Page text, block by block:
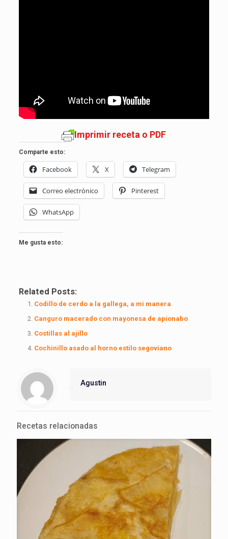
Imprimir receta o PDF
Comparte esto:
Facebook X Telegram
Correo electrónico Pinterest
WhatsApp
Me gusta esto:
Related Posts:
Codillo de cerdo a la gallega, a mi manera
Canguro macerado con mayonesa de apionabo
Costillas al ajillo
Cochinillo asado al horno estilo segoviano
Agustin
Recetas relacionadas